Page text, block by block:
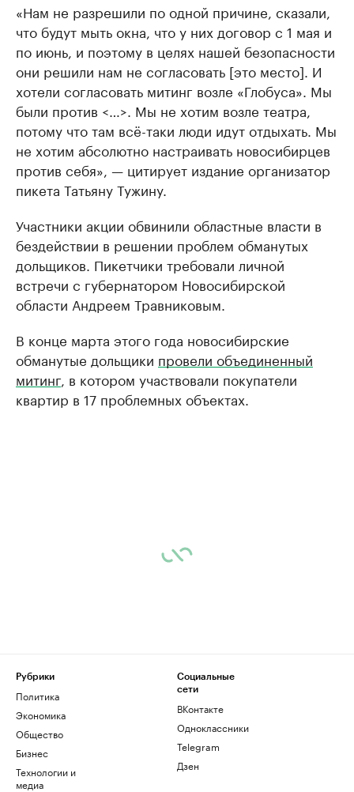
«Нам не разрешили по одной причине, сказали,
что будут мыть окна, что у них договор с 1 мая и
по июнь, и поэтому в целях нашей безопасности
они решили нам не согласовать [это место]. И
хотели согласовать митинг возле «Глобуса». Мы
были против <…>. Мы не хотим возле театра,
потому что там всё-таки люди идут отдыхать. Мы
не хотим абсолютно настраивать новосибирцев
против себя», — цитирует издание организатор
пикета Татьяну Тужину.
Участники акции обвинили областные власти в
бездействии в решении проблем обманутых
дольщиков. Пикетчики требовали личной
встречи с губернатором Новосибирской
области Андреем Травниковым.
В конце марта этого года новосибирские
обманутые дольщики провели объединенный
митинг , в котором участвовали покупатели
квартир в 17 проблемных объектах.
Рубрики
Политика
Экономика
Общество
Бизнес
Технологии и
медиа
Социальные
сети
ВКонтакте
Одноклассники
Telegram
Дзен